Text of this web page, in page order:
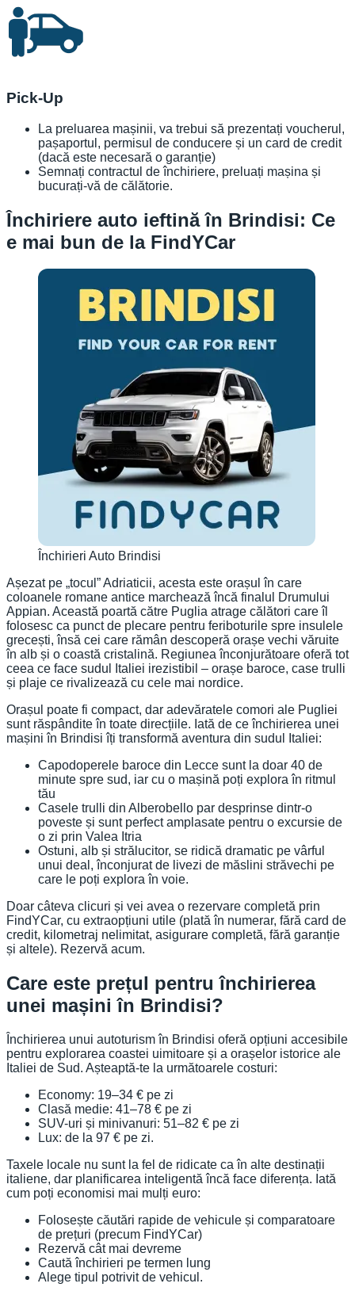
Pick-Up
La preluarea mașinii, va trebui să prezentați voucherul,
pașaportul, permisul de conducere și un card de credit
(dacă este necesară o garanție)
Semnați contractul de închiriere, preluați mașina și
bucurați-vă de călătorie.
Închiriere auto ieftină în Brindisi: Ce
e mai bun de la FindYCar
Închirieri Auto Brindisi
Așezat pe „tocul” Adriaticii, acesta este orașul în care
coloanele romane antice marchează încă finalul Drumului
Appian. Această poartă către Puglia atrage călători care îl
folosesc ca punct de plecare pentru feriboturile spre insulele
grecești, însă cei care rămân descoperă orașe vechi văruite
în alb și o coastă cristalină. Regiunea înconjurătoare oferă tot
ceea ce face sudul Italiei irezistibil – orașe baroce, case trulli
și plaje ce rivalizează cu cele mai nordice.
Orașul poate fi compact, dar adevăratele comori ale Pugliei
sunt răspândite în toate direcțiile. Iată de ce închirierea unei
mașini în Brindisi îți transformă aventura din sudul Italiei:
Capodoperele baroce din Lecce sunt la doar 40 de
minute spre sud, iar cu o mașină poți explora în ritmul
tău
Casele trulli din Alberobello par desprinse dintr-o
poveste și sunt perfect amplasate pentru o excursie de
o zi prin Valea Itria
Ostuni, alb și strălucitor, se ridică dramatic pe vârful
unui deal, înconjurat de livezi de măslini străvechi pe
care le poți explora în voie.
Doar câteva clicuri și vei avea o rezervare completă prin
FindYCar, cu extraopțiuni utile (plată în numerar, fără card de
credit, kilometraj nelimitat, asigurare completă, fără garanție
și altele). Rezervă acum.
Care este prețul pentru închirierea
unei mașini în Brindisi?
Închirierea unui autoturism în Brindisi oferă opțiuni accesibile
pentru explorarea coastei uimitoare și a orașelor istorice ale
Italiei de Sud. Așteaptă-te la următoarele costuri:
Economy: 19–34 € pe zi
Clasă medie: 41–78 € pe zi
SUV-uri și minivanuri: 51–82 € pe zi
Lux: de la 97 € pe zi.
Taxele locale nu sunt la fel de ridicate ca în alte destinații
italiene, dar planificarea inteligentă încă face diferența. Iată
cum poți economisi mai mulți euro:
Folosește căutări rapide de vehicule și comparatoare
de prețuri (precum FindYCar)
Rezervă cât mai devreme
Caută închirieri pe termen lung
Alege tipul potrivit de vehicul.